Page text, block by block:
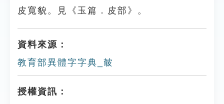
皮寬貌。見《玉篇．皮部》。
資料來源：
教育部異體字字典_㿴
授權資訊：